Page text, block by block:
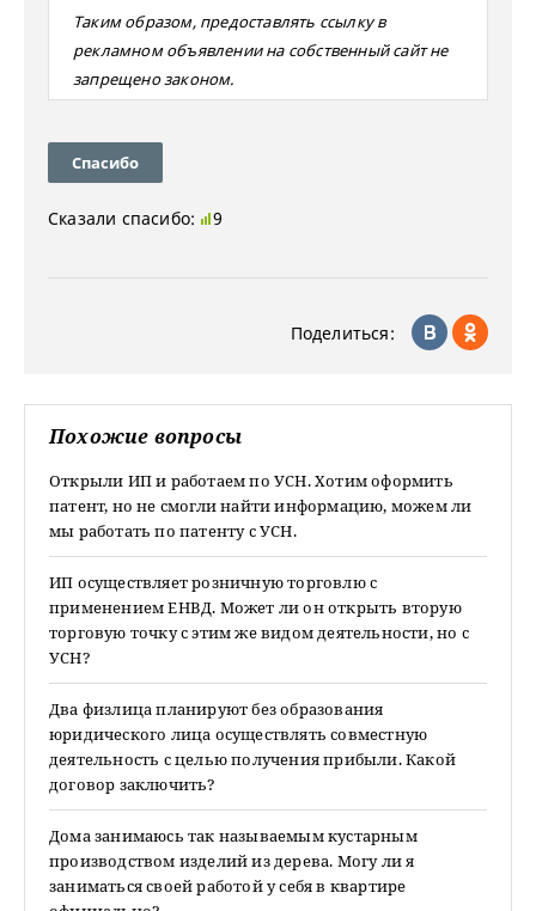
Таким образом, предоставлять ссылку в
рекламном объявлении на собственный сайт не
запрещено законом.
Спасибо
Сказали спасибо: 9
Поделиться:
Похожие вопросы
Открыли ИП и работаем по УСН. Хотим оформить
патент, но не смогли найти информацию, можем ли
мы работать по патенту с УСН.
ИП осуществляет розничную торговлю с
применением ЕНВД. Может ли он открыть вторую
торговую точку с этим же видом деятельности, но с
УСН?
Два физлица планируют без образования
юридического лица осуществлять совместную
деятельность с целью получения прибыли. Какой
договор заключить?
Дома занимаюсь так называемым кустарным
производством изделий из дерева. Могу ли я
заниматься своей работой у себя в квартире